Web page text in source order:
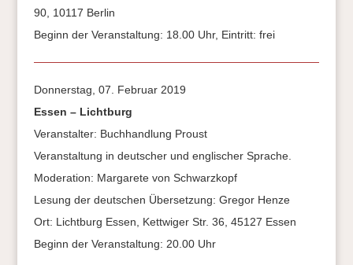
90, 10117 Berlin
Beginn der Veranstaltung: 18.00 Uhr, Eintritt: frei
Donnerstag, 07. Februar 2019
Essen – Lichtburg
Veranstalter: Buchhandlung Proust
Veranstaltung in deutscher und englischer Sprache.
Moderation: Margarete von Schwarzkopf
Lesung der deutschen Übersetzung: Gregor Henze
Ort: Lichtburg Essen, Kettwiger Str. 36, 45127 Essen
Beginn der Veranstaltung: 20.00 Uhr